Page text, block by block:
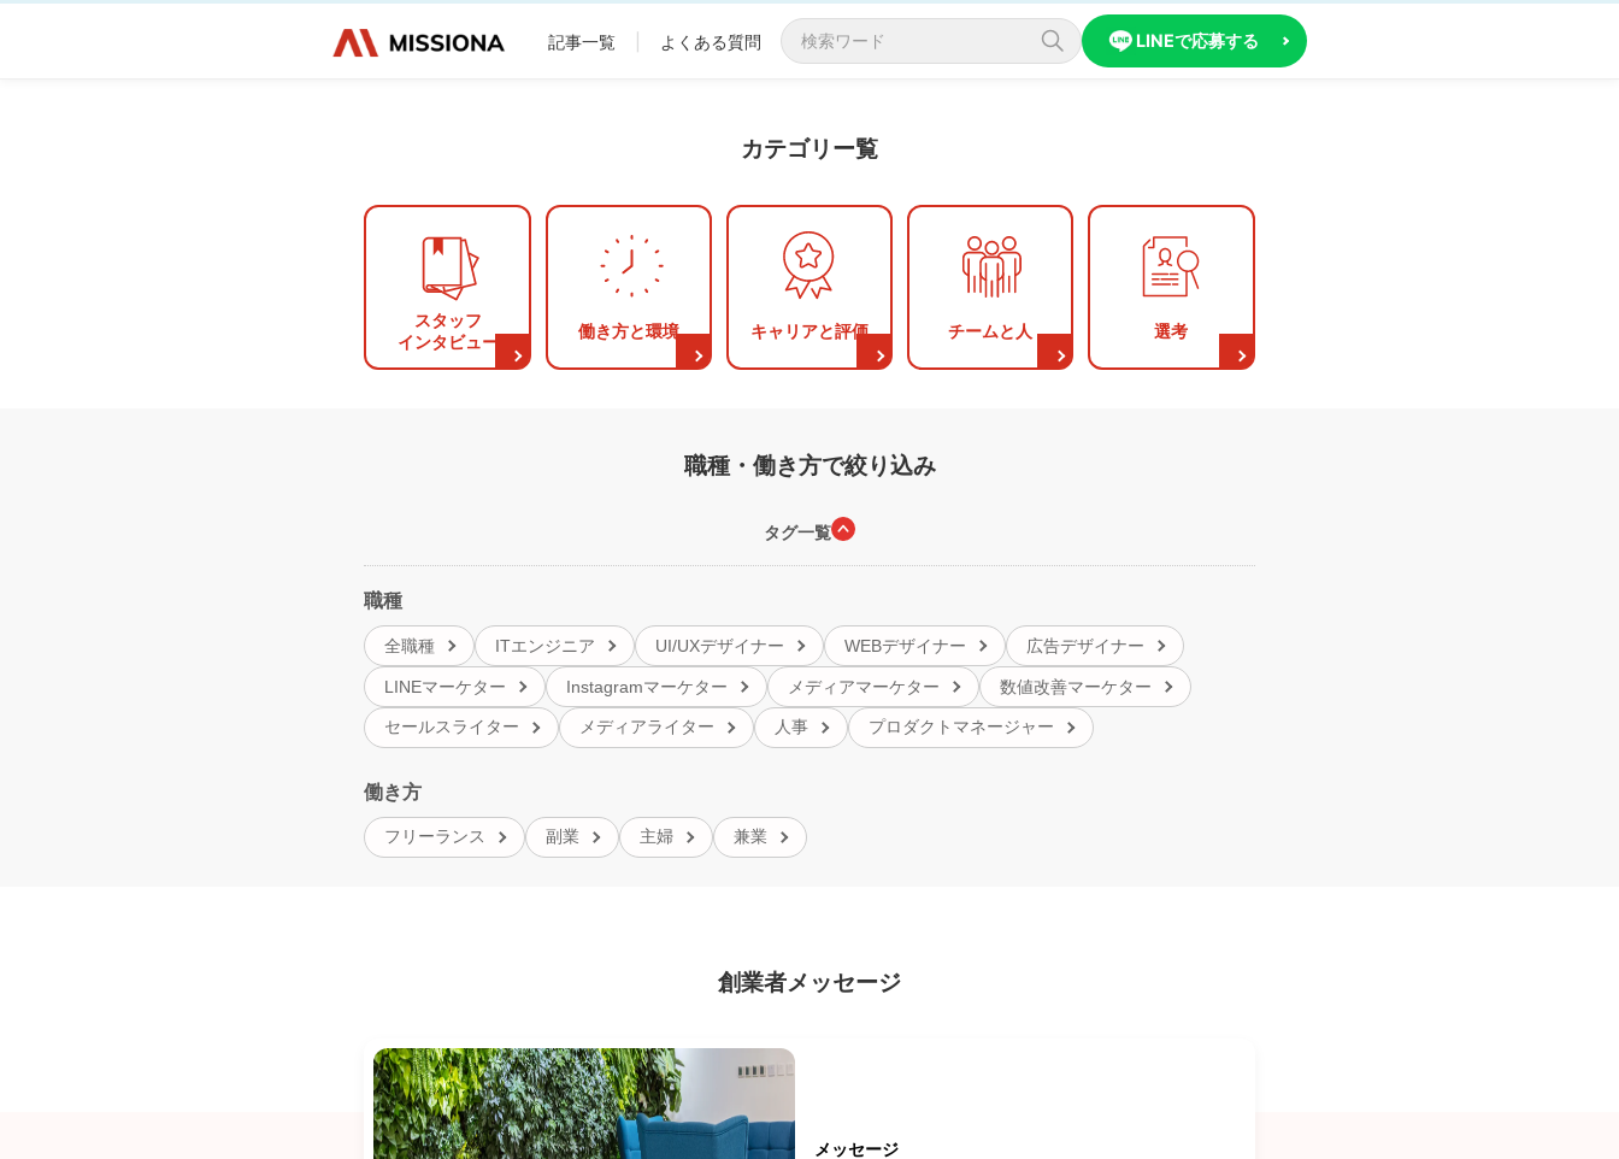
記事一覧 よくある質問 LINEで応募する
カテゴリー覧
スタッフ
インタビュー
働き方と環境 キャリアと評価 チームと 人 選考
職種・働き方で絞り込み
タグ一覧
職種
全職種 ITエンジニア UI/UXデザイナー WEBデザイナー 広告デザイナー
LINEマーケター Instagramマーケター メディアマーケター 数値改善マーケター
セールスライター メディアライター 人事 プロダクトマネージャー
働き方
フリーランス 副業 主婦 兼業
創業者メッセージ
メッセージ